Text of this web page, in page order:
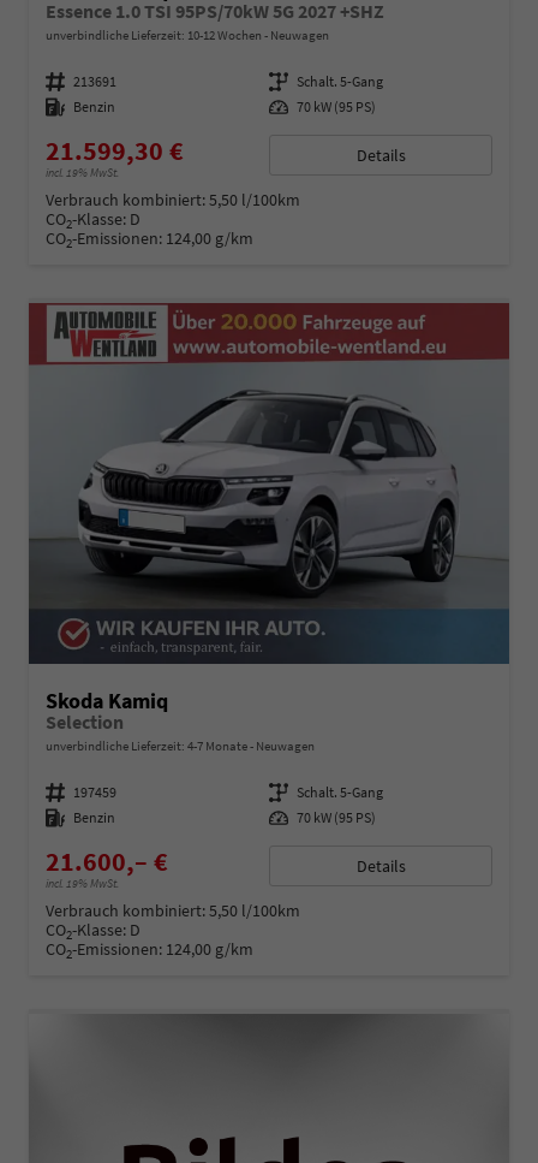
Essence 1.0 TSI 95PS/70kW 5G 2027 +SHZ
unverbindliche Lieferzeit: 10-12 Wochen Neuwagen
Fahrzeugnummer 213691 Getriebe Schalt. 5-Gang
Kraftstoff Benzin Leistung 70 kW (95 PS)
21.599,30 €
incl. 19% MwSt.
Details
Verbrauch kombiniert:5,50 l/100km
CO2-Klasse: D
CO2-Emissionen: 124,00 g/km
Skoda Kamiq
Selection
unverbindliche Lieferzeit: 4-7 Monate Neuwagen
Fahrzeugnummer 197459 Getriebe Schalt. 5-Gang
Kraftstoff Benzin Leistung 70 kW (95 PS)
21.600,– €
incl. 19% MwSt.
Details
Verbrauch kombiniert:5,50 l/100km
CO2-Klasse: D
CO2-Emissionen: 124,00 g/km